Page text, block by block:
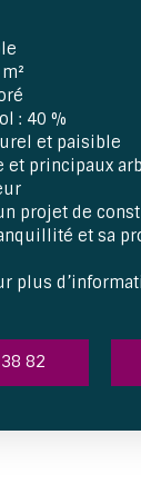
: 40 %
et paisible
et principaux
projet de
et sa
plus
82